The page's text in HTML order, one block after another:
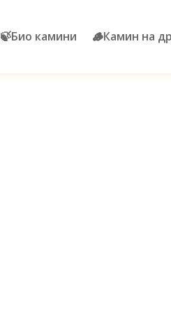
🍃Био камини 🪵Камин на